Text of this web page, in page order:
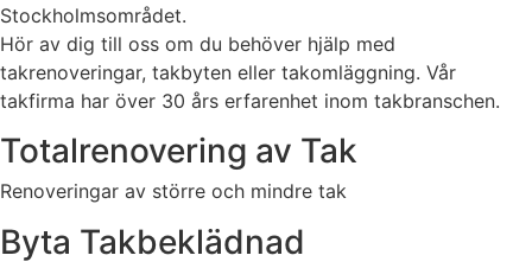
Stockholmsområdet.
Hör av dig till oss om du behöver hjälp med
takrenoveringar, takbyten eller takomläggning. Vår
takfirma har över 30 års erfarenhet inom takbranschen.
Totalrenovering av Tak
Renoveringar av större och mindre tak
Byta Takbeklädnad